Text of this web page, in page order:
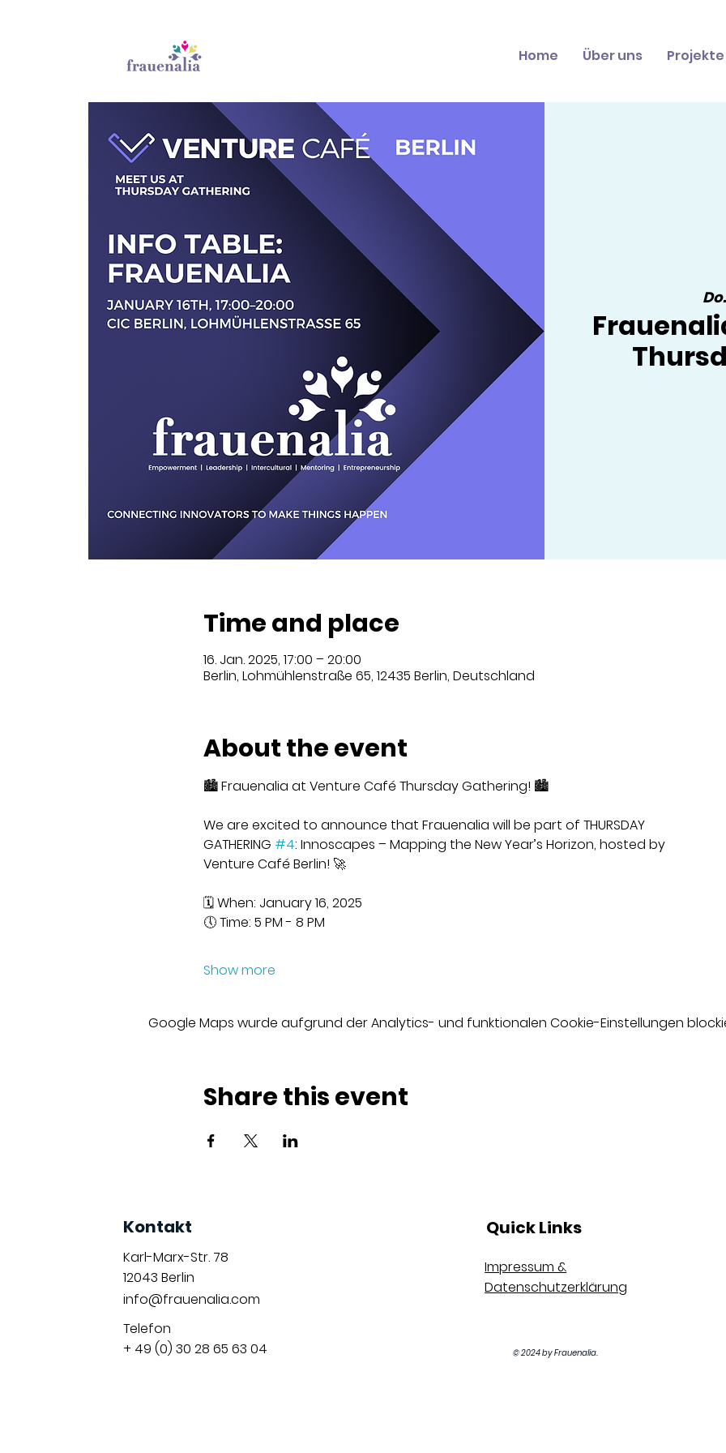
Home Über uns Projekte
Time and place
16. Jan. 2025, 17:00 – 20:00
Berlin, Lohmühlenstraße 65, 12435 Berlin, Deutschland
About the event
🏙️ Frauenalia at Venture Café Thursday Gathering! 🏙️
We are excited to announce that Frauenalia will be part of THURSDAY
GATHERING #4: Innoscapes – Mapping the New Year’s Horizon, hosted by
Venture Café Berlin! 🚀
🗓 When: January 16, 2025
🕔 Time: 5 PM - 8 PM
Show more
Google Maps wurde aufgrund der Analytics- und funktionalen Cookie-Einstellungen
Share this event
Kontakt
Karl-Marx-Str. 78
12043 Berlin
info@frauenalia.com
Telefon
+ 49 (0) 30 28 65 63 04
Quick Links
Impressum &
Datenschutzerklärung
© 2024 by Frauenalia.